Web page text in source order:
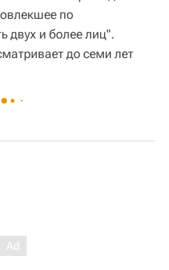
по
двух и более лиц".
до семи лет